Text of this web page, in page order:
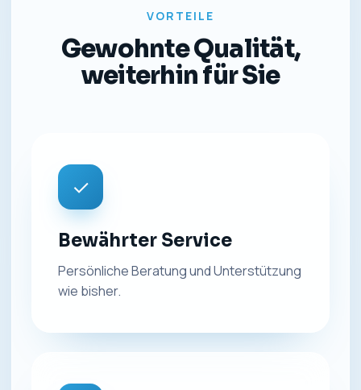
VORTEILE
Gewohnte Qualität,
weiterhin für Sie
✓
Bewährter Service
Persönliche Beratung und Unterstützung
wie bisher.